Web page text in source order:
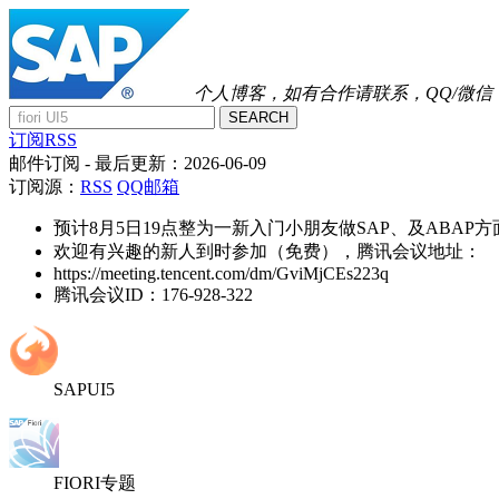
个人博客，如有合作请联系，QQ/微信
SEARCH
订阅RSS
邮件订阅 - 最后更新： 2026-06-09
订阅源： RSS QQ邮箱
预计8月5日19点整为一新入门小朋友做SAP、及ABAP方
欢迎有兴趣的新人到时参加（免费），腾讯会议地址：
https://meeting.tencent.com/dm/GviMjCEs223q
腾讯会议ID：176-928-322
SAPUI5
FIORI专题